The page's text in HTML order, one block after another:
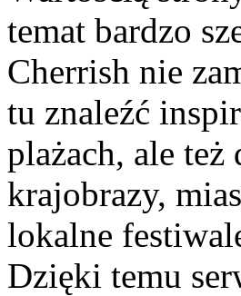
temat bardzo
Cherrish nie
tu znaleźć
plażach, ale
krajobrazy,
lokalne
Dzięki temu